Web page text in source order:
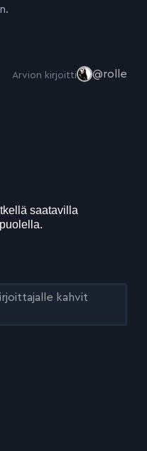
Arvion kirjoitti @rolle
kahvit